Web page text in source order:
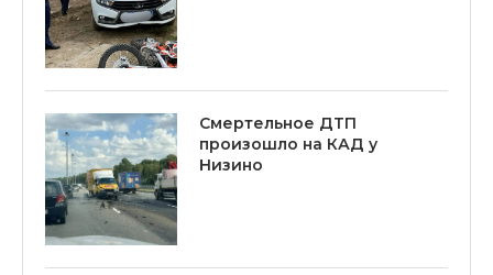
Смертельное ДТП
произошло на КАД у
Низино